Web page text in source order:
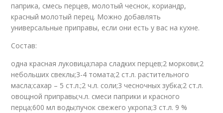
паприка, смесь перцев, молотый чеснок, кориандр,
красный молотый перец. Можно добавлять
универсальные приправы, если они есть у вас на кухне.
Состав:
одна красная луковица;пара сладких перцев;2 моркови;2
небольших свеклы;3-4 томата;2 ст.л. растительного
масла;сахар – 5 ст.л.;2 ч.л. соли;3 чесночных зубка;2 ст.л.
овощной приправы;ч.л. смеси паприки и красного
перца;600 мл воды;пучок свежего укропа;3 ст.л. 9 %